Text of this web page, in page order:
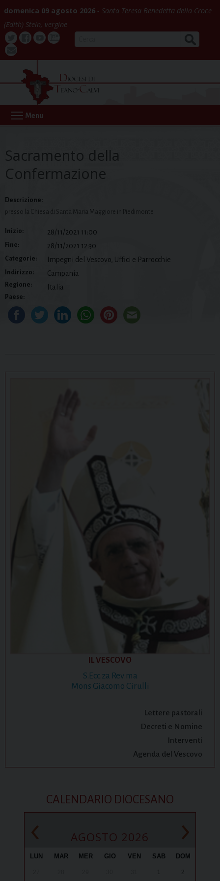
content
domenica 09 agosto 2026
Santa Teresa Benedetta della Croce
(Edith) Stein, vergine
Twitter
Buona
webmail
Menu
Sacramento della
Confermazione
Descrizione:
presso la Chiesa di Santa Maria Maggiore in Piedimonte
Inizio: 28/11/2021 11:00
Fine: 28/11/2021 12:30
Categorie: Impegni del Vescovo, Uffici e Parrocchie
Indirizzo:
Regione:
Campania
Paese:
Italia
IL VESCOVO
S.Ecc.za Rev.ma
Mons Giacomo Cirulli
Lettere pastorali
Decreti e Nomine
Interventi
Agenda del Vescovo
CALENDARIO DIOCESANO
‹ AGOSTO 2026 ›
LUN MAR MER GIO VEN SAB DOM
1 2